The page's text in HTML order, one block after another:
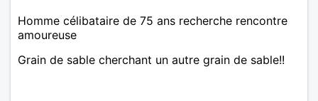
Homme célibataire de 75 ans recherche rencontre
amoureuse
Grain de sable cherchant un autre grain de sable!!